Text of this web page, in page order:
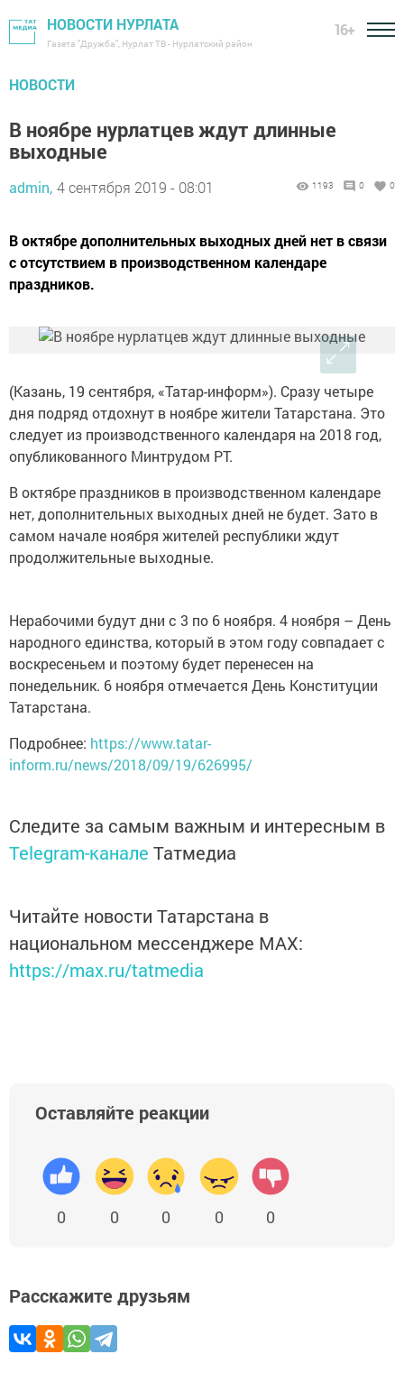
НОВОСТИ НУРЛАТА
Газета "Дружба", Нурлат ТВ - Нурлатский район
16+
НОВОСТИ
В ноябре нурлатцев ждут длинные
выходные
admin, 4 сентября 2019 - 08:01 1193 0 0
В октябре дополнительных выходных дней нет в связи
с отсутствием в производственном календаре
праздников.
(Казань, 19 сентября, «Татар-информ»). Сразу четыре
дня подряд отдохнут в ноябре жители Татарстана. Это
следует из производственного календаря на 2018 год,
опубликованного Минтрудом РТ.
В октябре праздников в производственном календаре
нет, дополнительных выходных дней не будет. Зато в
самом начале ноября жителей республики ждут
продолжительные выходные.
Нерабочими будут дни с 3 по 6 ноября. 4 ноября – День
народного единства, который в этом году совпадает с
воскресеньем и поэтому будет перенесен на
понедельник. 6 ноября отмечается День Конституции
Татарстана.
Подробнее: https://www.tatar-
inform.ru/news/2018/09/19/626995/
Следите за самым важным и интересным в
Telegram-канале Татмедиа
Читайте новости Татарстана в
национальном мессенджере MАХ:
https://max.ru/tatmedia
Оставляйте реакции
0 0 0 0 0
Расскажите друзьям